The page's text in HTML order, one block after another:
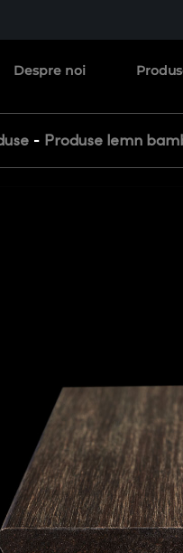
Despre noi
- Produse lemn